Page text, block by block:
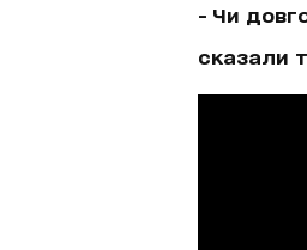
- Чи
сказали